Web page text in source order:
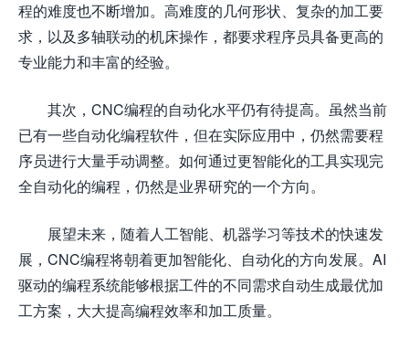
程的难度也不断增加。高难度的几何形状、复杂的加工要
求，以及多轴联动的机床操作，都要求程序员具备更高的
专业能力和丰富的经验。
其次，CNC编程的自动化水平仍有待提高。虽然当前
已有一些自动化编程软件，但在实际应用中，仍然需要程
序员进行大量手动调整。如何通过更智能化的工具实现完
全自动化的编程，仍然是业界研究的一个方向。
展望未来，随着人工智能、机器学习等技术的快速发
展，CNC编程将朝着更加智能化、自动化的方向发展。AI
驱动的编程系统能够根据工件的不同需求自动生成最优加
工方案，大大提高编程效率和加工质量。